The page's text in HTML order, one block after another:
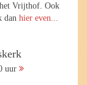
Vrijthof. Ook
dan hier even...
uur